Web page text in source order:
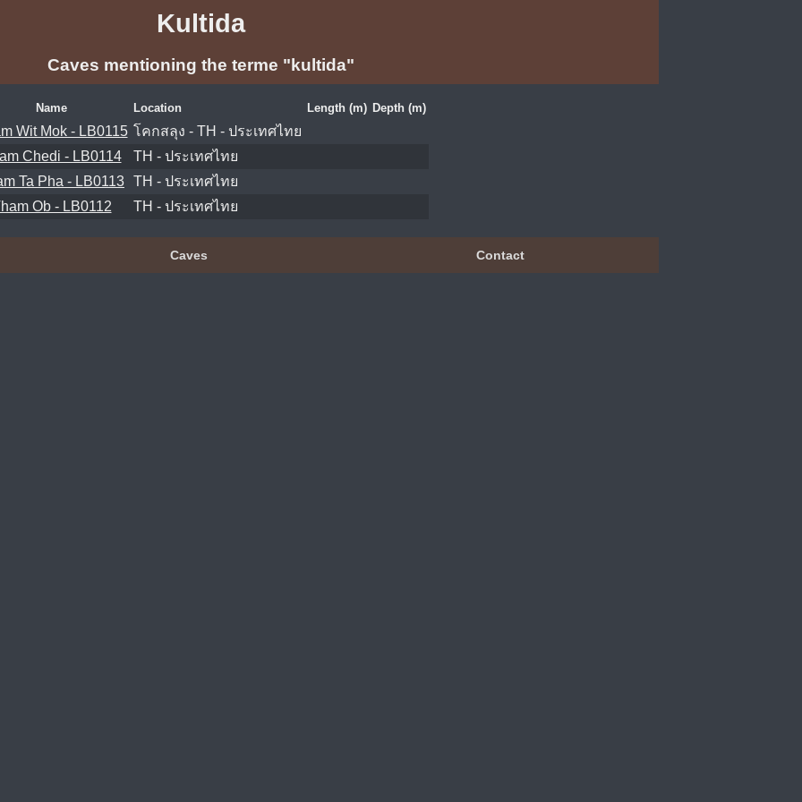
Kultida
Caves mentioning the terme "kultida"
Name Location Length (m) Depth (m)
Wit Mok - LB0115 โคกสลุง - TH - ประเทศไทย
Chedi - LB0114
TH - ประเทศไทย
Ta Pha - LB0113 TH - ประเทศไทย
Ob - LB0112
TH - ประเทศไทย
Caves Contact